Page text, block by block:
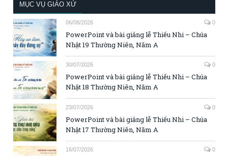
MỤC VỤ GIÁO XỨ
06/08/2026 0
PowerPoint và bài giảng lễ Thiếu Nhi – Chúa
Nhật 19 Thường Niên, Năm A
30/07/2026 0
PowerPoint và bài giảng lễ Thiếu Nhi – Chúa
Nhật 18 Thường Niên, Năm A
23/07/2026 0
PowerPoint và bài giảng lễ Thiếu Nhi – Chúa
Nhật 17 Thường Niên, Năm A
16/07/2026 0